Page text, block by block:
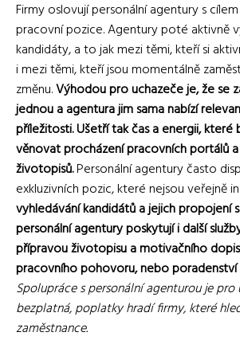
Firmy oslovují personální agentury s
pracovní pozice. Agentury poté aktivně
kandidáty, a to jak mezi těmi, kteří si
i mezi těmi, kteří jsou momentálně
změnu.Výhodou pro uchazeče je, že se
jednou a agentura jim sama nabízí
příležitosti. Ušetří tak čas a energii, které
věnovat procházení pracovních portálů
životopisů.Personální agentury často
exkluzivních pozic, které nejsou veřejně
vyhledávání kandidátů a jejich propojení
personální agentury poskytují i další
přípravou životopisu a motivačního
pracovního pohovoru, nebo poradenství
Spolupráce s personální agenturou je
bezplatná, poplatky hradí firmy, které
zaměstnance.